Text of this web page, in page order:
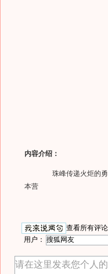
内容介绍：
珠峰传递火炬的勇
本营
查看所有评
用户：